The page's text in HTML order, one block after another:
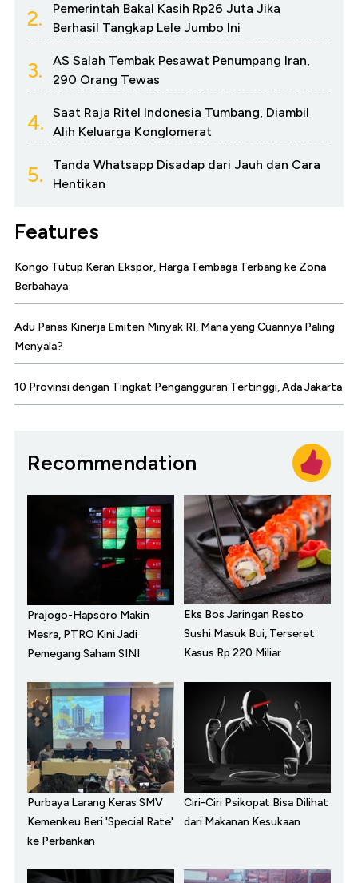
2.
Pemerintah Bakal Kasih Rp26 Juta Jika
Berhasil Tangkap Lele Jumbo Ini
3.
AS Salah Tembak Pesawat Penumpang Iran,
290 Orang Tewas
4.
Saat Raja Ritel Indonesia Tumbang, Diambil
Alih Keluarga Konglomerat
5.
Tanda Whatsapp Disadap dari Jauh dan Cara
Hentikan
Features
Kongo Tutup Keran Ekspor, Harga Tembaga Terbang ke Zona
Berbahaya
Adu Panas Kinerja Emiten Minyak RI, Mana yang Cuannya Paling
Menyala?
10 Provinsi dengan Tingkat Pengangguran Tertinggi, Ada Jakarta
Recommendation
Prajogo-Hapsoro Makin
Mesra, PTRO Kini Jadi
Pemegang Saham SINI
Eks Bos Jaringan Resto
Sushi Masuk Bui, Terseret
Kasus Rp 220 Miliar
Purbaya Larang Keras SMV
Kemenkeu Beri 'Special Rate'
ke Perbankan
Ciri-Ciri Psikopat Bisa Dilihat
dari Makanan Kesukaan